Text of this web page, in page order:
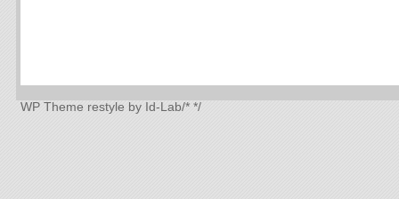
WP Theme restyle by Id-Lab/* */